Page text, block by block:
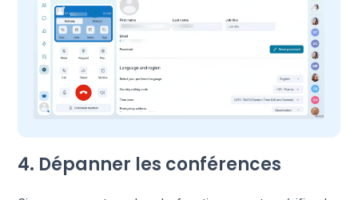
4. Dépanner les conférences